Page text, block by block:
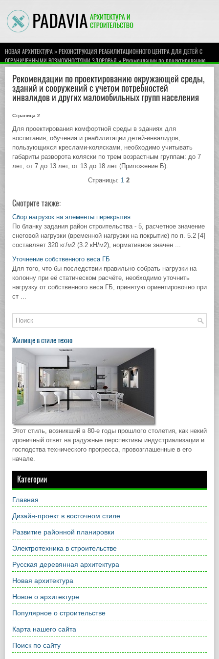
НОВАЯ АРХИТЕКТУРА»РЕКОНСТРУКЦИЯ РЕАБИЛИТАЦИОННОГО ЦЕНТРА ДЛЯ ДЕТЕЙ С
ОГРАНИЧЕННЫМИ ВОЗМОЖНОСТЯМИ ЗДОРОВЬЯ» Рекомендации по проектированию
маломобильных групп населения
Рекомендации по проектированию окружающей среды,
зданий и сооружений с учетом потребностей
инвалидов и других маломобильных групп населения
Страница 2
Для проектирования комфортной среды в зданиях для
воспитания, обучения и реабилитации детей-инвалидов,
пользующихся креслами-колясками, необходимо учитывать
габариты разворота коляски по трем возрастным группам: до 7
лет; от 7 до 13 лет, от 13 до 18 лет (Приложение Б).
Страницы: 1 2
Смотрите также:
Сбор нагрузок на элементы перекрытия
По бланку задания район строительства - 5, расчетное значение
снеговой нагрузки (временной нагрузки на покрытие) по п. 5.2 [4]
составляет 320 кг/м2 (3.2 кН/м2), нормативное значен ...
Уточнение собственного веса ГБ
Для того, что бы последствии правильно собрать нагрузки на
колонну при её статическом расчёте, необходимо уточнить
нагрузку от собственного веса ГБ, принятую ориентировочно при
ст ...
Жилище в стиле техно
Этот стиль, возникший в 80-е годы прошлого столетия, как некий
ироничный ответ на радужные перспективы индустриализации и
господства технического прогресса, провозглашенные в его
начале.
Категории
Главная
Дизайн-проект в восточном стиле
Развитие районной планировки
Электротехника в строительстве
Русская деревянная архитектура
Новая архитектура
Новое о архитектуре
Популярное о строительстве
Карта нашего сайта
Поиск по сайту